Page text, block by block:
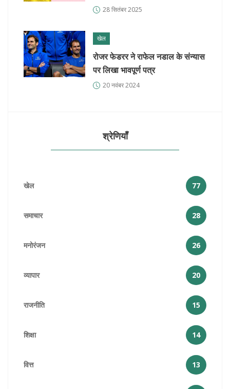
समाधान
28 सितंबर 2025
खेल
रोजर फेडरर ने राफेल नडाल के संन्यास
पर लिखा भावपूर्ण पत्र
20 नवंबर 2024
श्रेणियाँ
खेल 77
समाचार 28
मनोरंजन 26
व्यापार 20
राजनीति 15
शिक्षा 14
वित्त 13